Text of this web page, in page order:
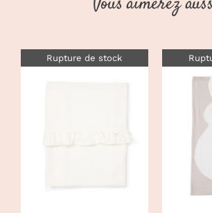
Rupture de stock